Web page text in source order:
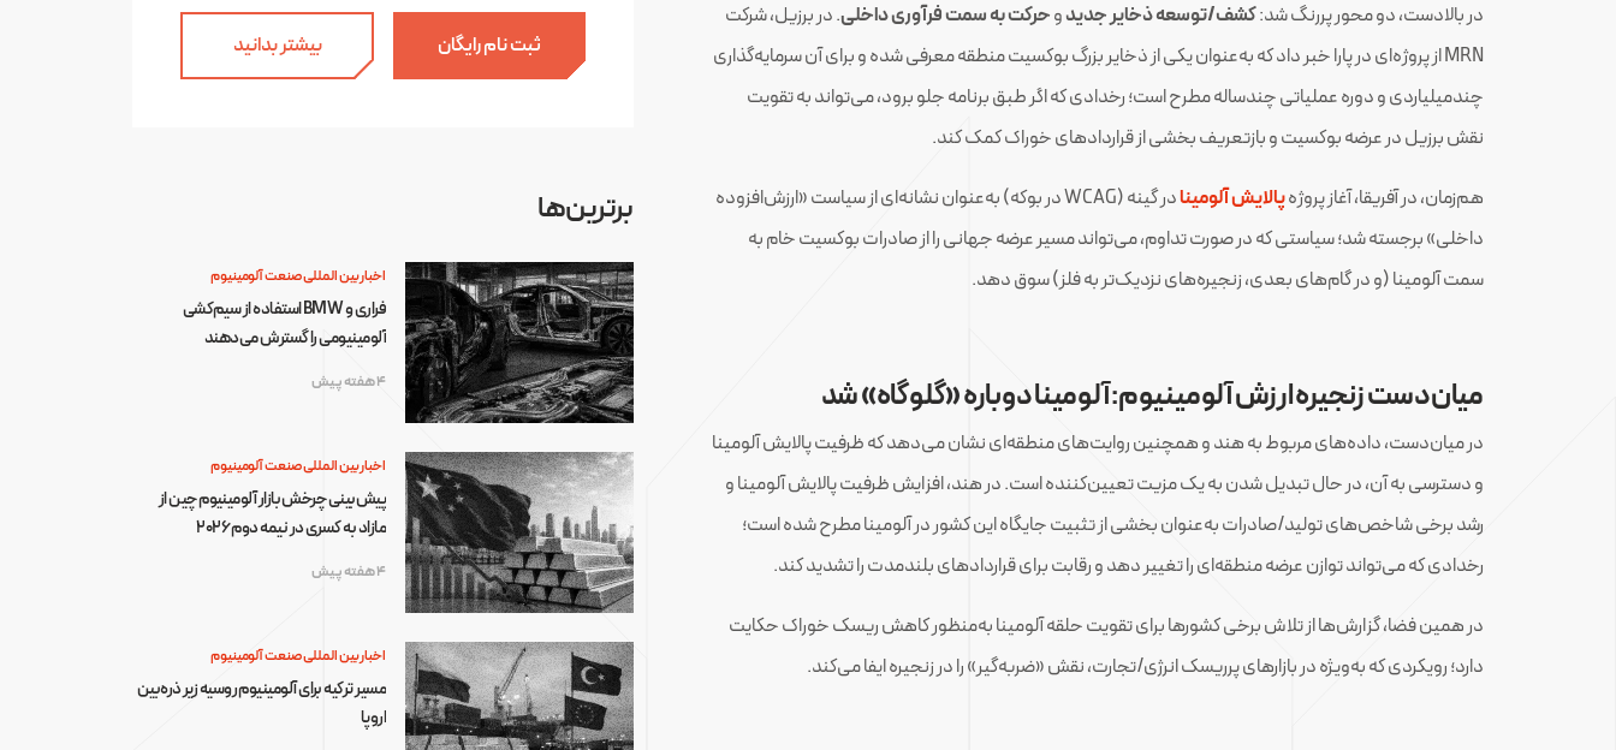
در بالادست، دو محور پررنگ شد:کشف/توسعه ذخایر جدیدوحرکت به سمت فرآوری داخلی. در برزیل، شرکت
MRN از پروژه‌ای در پارا خبر داد که به‌عنوان یکی از ذخایر بزرگ بوکسیت منطقه معرفی شده و برای آن سرمایه‌گذاری
چندمیلیاردی و دوره عملیاتی چندساله مطرح است؛ رخدادی که اگر طبق برنامه جلو برود، می‌تواند به تقویت
نقش برزیل در عرضه بوکسیت و بازتعریف بخشی از قراردادهای خوراک کمک کند.
هم‌زمان، در آفریقا، آغاز پروژهپالایش آلومینا
در گینه (WCAG در بوکه) به‌عنوان نشانه‌ای از سیاست «ارزش‌افزوده
داخلی» برجسته شد؛ سیاستی که در صورت تداوم، می‌تواند مسیر عرضه جهانی را از صادرات بوکسیت خام به
سمت آلومینا (و در گام‌های بعدی، زنجیره‌های نزدیک‌تر به فلز) سوق دهد.
میان‌دست زنجیره ارزش آلومینیوم: آلومینا دوباره «گلوگاه» شد
در میان‌دست، داده‌های مربوط به هند و همچنین روایت‌های منطقه‌ای نشان می‌دهد که ظرفیت پالایش آلومینا
و دسترسی به آن، در حال تبدیل شدن به یک مزیت تعیین‌کننده است. در هند، افزایش ظرفیت پالایش آلومینا و
رشد برخی شاخص‌های تولید/صادرات به‌عنوان بخشی از تثبیت جایگاه این کشور در آلومینا مطرح شده است؛
رخدادی که می‌تواند توازن عرضه منطقه‌ای را تغییر دهد و رقابت برای قراردادهای بلندمدت را تشدید کند.
در همین فضا، گزارش‌ها از تلاش برخی کشورها برای تقویت حلقه آلومینا به‌منظور کاهش ریسک خوراک حکایت
دارد؛ رویکردی که به‌ویژه در بازارهای پرریسک انرژی/تجارت، نقش «ضربه‌گیر» را در زنجیره ایفا می‌کند.
ثبت نام رایگان بیشتر بدانید
برترین‌ها
اخبار بین المللی صنعت آلومینیوم
فراری و BMW استفاده از سیم‌کشی
آلومینیومی را گسترش می‌دهند
4 هفته پیش
اخبار بین المللی صنعت آلومینیوم
پیش‌بینی چرخش بازار آلومینیوم چین از
مازاد به کسری در نیمه دوم ۲۰۲۶
4 هفته پیش
اخبار بین المللی صنعت آلومینیوم
مسیر ترکیه برای آلومینیوم روسیه زیر ذره‌بین
اروپا